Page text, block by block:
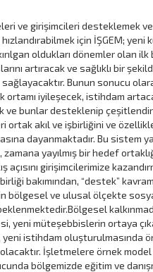
ve girişimcileri desteklemek
için İŞGEM; yeni
oldukları dönemler olan ilk
artıracak ve sağlıklı bir
Bunun sonucu
ortamı iyileşecek, istihdam
ve bunlar desteklenip
ortak akıl ve işbirliğini ve
dayanmaktadır. Bu sistem
yayılmış bir hedef
açısını girişimcilerimize
bakımından, “destek”
bölgesel ve ulusal ölçekte
yeni müteşebbislerin ortaya
istihdam oluşturulmasında
İşletmelere örnek
bölgemizde eğitim ve